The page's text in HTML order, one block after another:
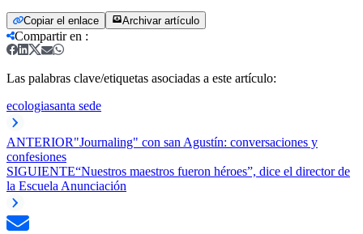
Copiar el enlace Archivar artículo
Compartir en :
Las palabras clave/etiquetas asociadas a este artículo:
ecologiasanta sede
ANTERIOR"Journaling" con san Agustín: conversaciones y
confesiones
SIGUIENTE“Nuestros maestros fueron héroes”, dice el director de
la Escuela Anunciación